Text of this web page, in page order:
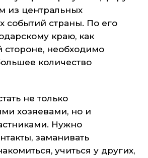
из центральных
событий страны. По его
краю, как
необходимо
количество
не только
хозяевами, но и
Нужно
заманивать
учиться у других,